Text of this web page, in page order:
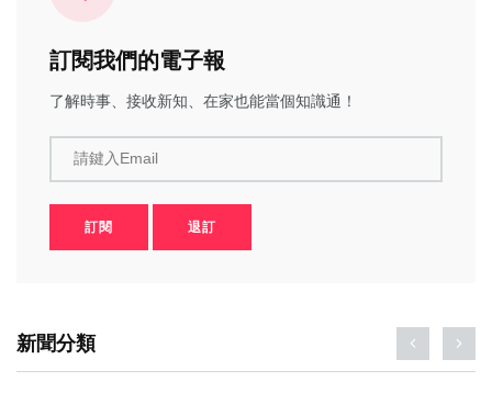
訂閱我們的電子報
了解時事、接收新知、在家也能當個知識通！
請鍵入Email
訂閱 退訂
新聞分類